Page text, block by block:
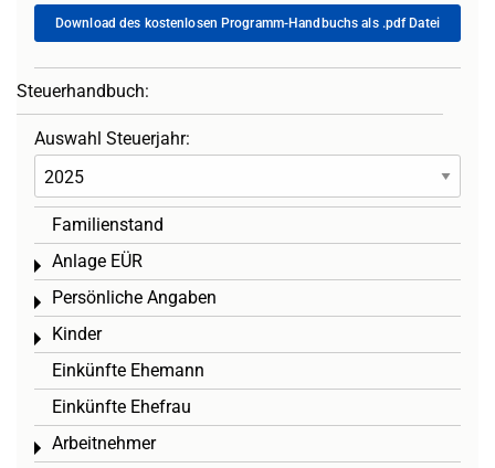
Download des kostenlosen Programm-Handbuchs als .pdf Datei
Steuerhandbuch:
Auswahl Steuerjahr:
Familienstand
Anlage EÜR
Toggle menu
Persönliche Angaben
Toggle menu
Kinder
Toggle menu
Einkünfte Ehemann
Einkünfte Ehefrau
Arbeitnehmer
Toggle menu